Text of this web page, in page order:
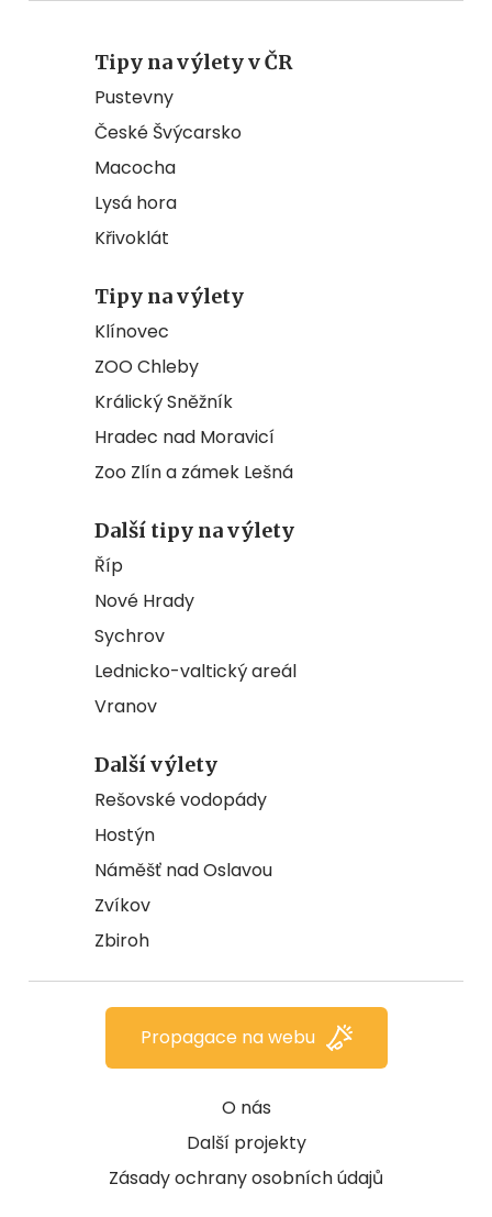
Tipy na výlety v ČR
Pustevny
České Švýcarsko
Macocha
Lysá hora
Křivoklát
Tipy na výlety
Klínovec
ZOO Chleby
Králický Sněžník
Hradec nad Moravicí
Zoo Zlín a zámek Lešná
Další tipy na výlety
Říp
Nové Hrady
Sychrov
Lednicko-valtický areál
Vranov
Další výlety
Rešovské vodopády
Hostýn
Náměšť nad Oslavou
Zvíkov
Zbiroh
O nás
Další projekty
Zásady ochrany osobních údajů
Propagace na webu